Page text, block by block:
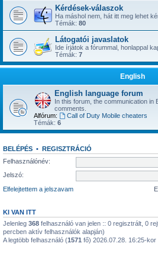
Kérdések-válaszok
Ha máshol nem, hát itt meg lehet
Témák: 80
Látogatói javaslatok
Ide írjátok a fórummal, honlappal
Témák: 7
English
English language forum
In this forum, the communication in
comments.
Alfórum:
Call of Duty Mobile cheaters
Témák: 6
BELÉPÉS • REGISZTRÁCIÓ
Felhasználónév:
Jelszó:
Elfelejtettem a jelszavam
KI VAN ITT
Jelenleg 368 felhasználó van jelen :: 0 regisztrált, 0
percben aktív felhasználók alapján)
A legtöbb felhasználó (1571 fő) 2026.07.28. 16:25-kor